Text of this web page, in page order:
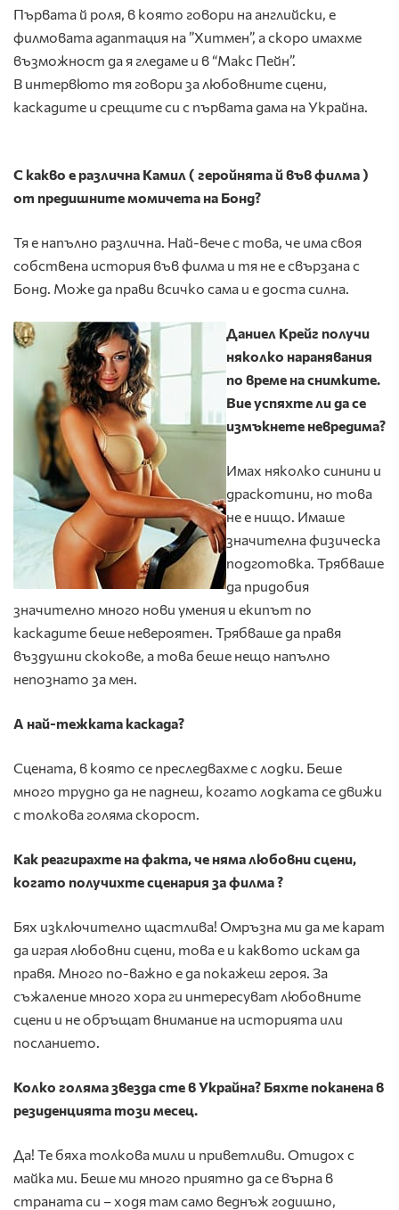
Първата й роля, в която говори на английски, е
филмовата адаптация на ”Хитмен”, а скоро имахме
възможност да я гледаме и в “Макс Пейн”.
В интервюто тя говори за любовните сцени,
каскадите и срещите си с първата дама на Украйна.
С какво е различна Камил ( геройнята й във филма )
от предишните момичета на Бонд?
Тя е напълно различна. Най-вече с това, че има своя
собствена история във филма и тя не е свързана с
Бонд. Може да прави всичко сама и е доста силна.
Даниел Крейг получи
няколко наранявания
по време на снимките.
Вие успяхте ли да се
измъкнете невредима?
Имах няколко синини и
драскотини, но това
не е нищо. Имаше
значителна физическа
подготовка. Трябваше
да придобия
значително много нови умения и екипът по
каскадите беше невероятен. Трябваше да правя
въздушни скокове, а това беше нещо напълно
непознато за мен.
А най-тежката каскада?
Сцената, в която се преследвахме с лодки. Беше
много трудно да не паднеш, когато лодката се движи
с толкова голяма скорост.
Как реагирахте на факта, че няма любовни сцени,
когато получихте сценария зафилма ?
Бях изключително щастлива! Омръзна ми да ме карат
да играя любовни сцени, това е и каквото искам да
правя. Много по-важно е да покажеш героя. За
съжаление много хора ги интересуват любовните
сцени и не обръщат внимание на историята или
посланието.
Колко голяма звезда сте в Украйна? Бяхте поканена в
резиденцията този месец.
Да! Те бяха толкова мили и приветливи. Отидох с
майка ми. Беше ми много приятно да се върна в
страната си – ходя там само веднъж годишно,